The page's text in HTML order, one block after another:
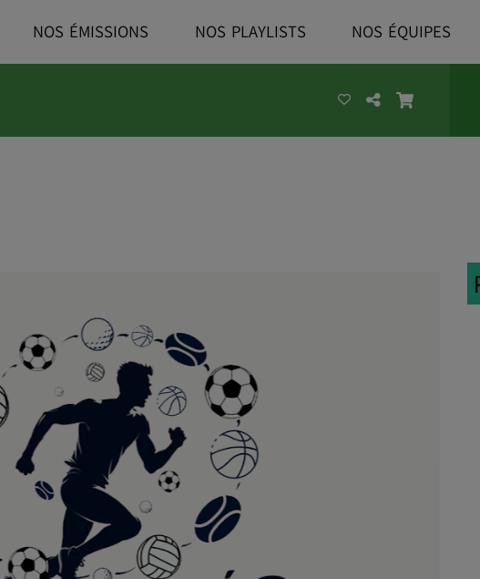
NOS ÉMISSIONS NOS PLAYLISTS NOS ÉQUIPES